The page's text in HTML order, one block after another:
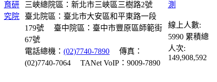
三峽總院區：新北市三峽區三樹路2號
臺北院區：臺北市大安區和平東路一段
179號
臺中院區：臺中市豐原區師範街
67號
電話總機：(02)7740-7890
傳真：
(02)7740-7064
TANet VoIP：9009-7890
線上人數:
5990 累積總
人次:
149,908,592